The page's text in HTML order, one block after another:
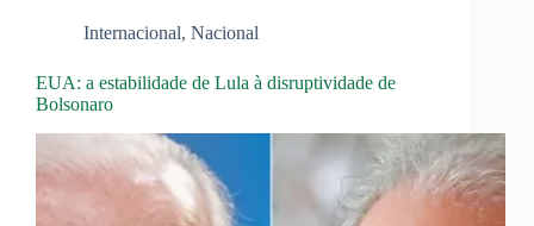
Internacional, Nacional
EUA: a estabilidade de Lula à disruptividade de
Bolsonaro